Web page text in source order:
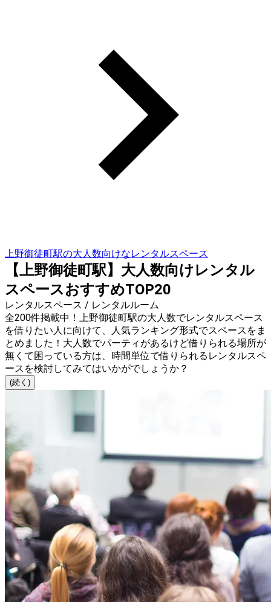
上野御徒町駅の大人数向けなレンタルスペース
【上野御徒町駅】大人数向けレンタル
スペースおすすめTOP20
レンタルスペース / レンタルルーム
全200件掲載中！上野御徒町駅の大人数でレンタルスペース
を借りたい人に向けて、人気ランキング形式でスペースをま
とめました！大人数でパーティがあるけど借りられる場所が
無くて困っている方は、時間単位で借りられるレンタルスペ
ースを検討してみてはいかがでしょうか？
(続く)